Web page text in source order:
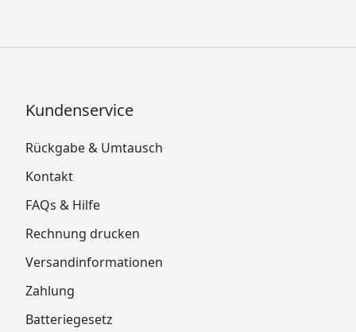
Kundenservice
Rückgabe & Umtausch
Kontakt
FAQs & Hilfe
Rechnung drucken
Versandinformationen
Zahlung
Batteriegesetz